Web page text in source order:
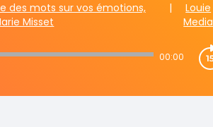
des mots sur vos émotions,
Misset
|
Louie
Media
00:00